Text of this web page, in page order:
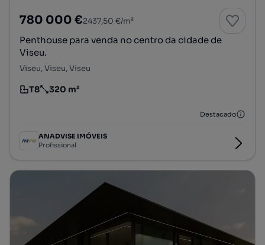
780 000 €2437,50 €/m²
Penthouse para venda no centro da cidade de
Viseu.
Viseu, Viseu, Viseu
Tipologia
T8
Preço por metro quadrado
320 m²
Destacado
ANADVISE IMÓVEIS
Profissional